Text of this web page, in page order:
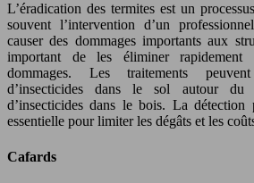
L’éradication des termites est un
souvent l’intervention d’un
causer des dommages importants aux
important de les éliminer rapidement
dommages. Les traitements
d’insecticides dans le sol autour du
d’insecticides dans le bois. La détection
essentielle pour limiter les dégâts et les
Cafards